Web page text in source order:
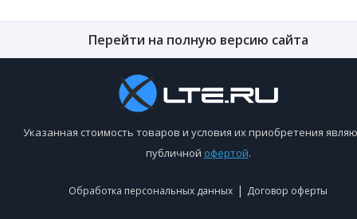
Перейти на полную версию сайта
Указанная стоимость товаров и условия их приобретения
публичной офертой.
Обработка персональных данных | Договор оферты